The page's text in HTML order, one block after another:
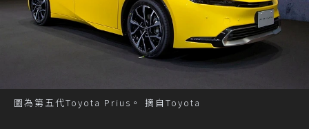
圖為第五代Toyota Prius。 摘自Toyota